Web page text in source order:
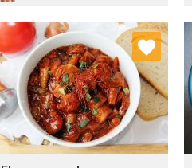
Dodaj do ulubionych
Wybierz listę: